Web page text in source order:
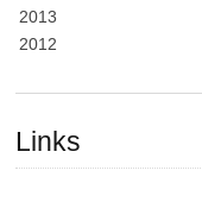
2013
2012
Links